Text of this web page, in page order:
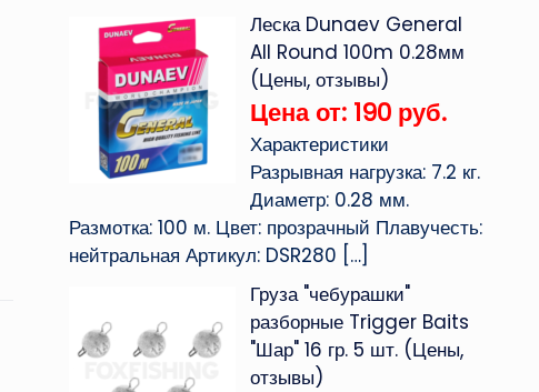
Леска Dunaev General
All Round 100m 0.28мм
(Цены, отзывы)
Цена от: 190 руб.
Характеристики
Разрывная нагрузка: 7.2 кг.
Диаметр: 0.28 мм.
Размотка: 100 м. Цвет: прозрачный Плавучесть:
нейтральная Артикул: DSR280 […]
Груза "чебурашки"
разборные Trigger Baits
"Шар" 16 гр. 5 шт. (Цены,
отзывы)